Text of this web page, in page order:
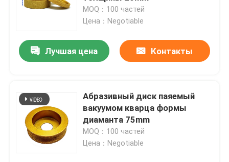
Продукция
Лезвие алмазной пилы
MOQ：100 частей
Цена：Negotiable
Лучшая цена Контакты
Абразивный диск паяемый
вакуумом кварца формы
диаманта 75mm
MOQ：100 частей
Цена：Negotiable